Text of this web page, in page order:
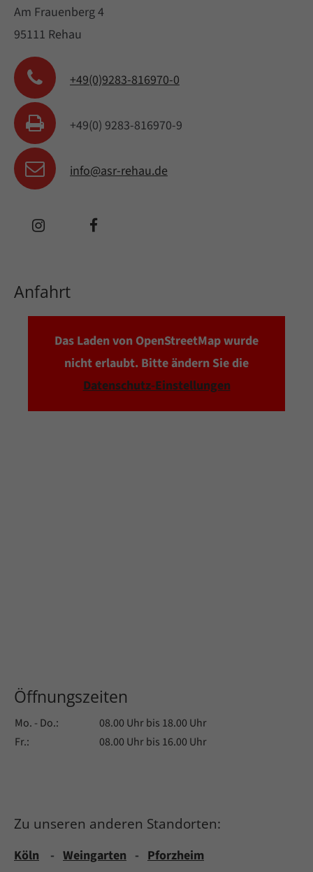
Am Frauenberg 4
95111 Rehau
+49(0)9283-816970-0
+49(0) 9283-816970-9
info@asr-rehau.de
Anfahrt
Das Laden von OpenStreetMap wurde
nicht erlaubt. Bitte ändern Sie die
Datenschutz-Einstellungen
Öffnungszeiten
Mo. - Do.:
08.00 Uhr bis 18.00 Uhr
Fr.:
08.00 Uhr bis 16.00 Uhr
Zu unseren anderen Standorten:
Köln - Weingarten - Pforzheim